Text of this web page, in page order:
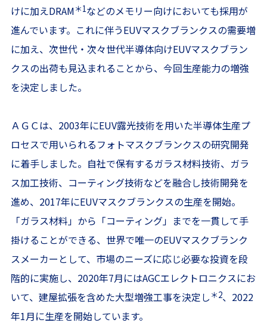
けに加えDRAM＊1などのメモリー向けにおいても採用が
進んでいます。これに伴うEUVマスクブランクスの需要増
に加え、次世代・次々世代半導体向けEUVマスクブラン
クスの出荷も見込まれることから、今回生産能力の増強
を決定しました。
ＡＧＣは、2003年にEUV露光技術を用いた半導体生産プ
ロセスで用いられるフォトマスクブランクスの研究開発
に着手しました。自社で保有するガラス材料技術、ガラ
ス加工技術、コーティング技術などを融合し技術開発を
進め、2017年にEUVマスクブランクスの生産を開始。
「ガラス材料」から「コーティング」までを一貫して手
掛けることができる、世界で唯一のEUVマスクブランク
スメーカーとして、市場のニーズに応じ必要な投資を段
階的に実施し、2020年7月にはAGCエレクトロニクスにお
いて、建屋拡張を含めた大型増強工事を決定し ＊2、2022
年1月に生産を開始しています。